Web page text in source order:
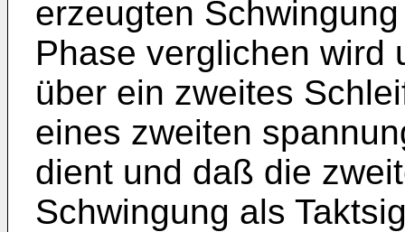
erzeugten
Phase verglichen wird
über ein zweites
eines zweiten
dient und daß die
Schwingung als